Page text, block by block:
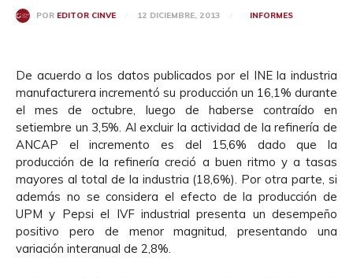
POR EDITOR CINVE 12 DICIEMBRE, 2013 INFORMES
De acuerdo a los datos publicados por el INE la industria
manufacturera incrementó su producción un 16,1% durante
el mes de octubre, luego de haberse contraído en
setiembre un 3,5%. Al excluir la actividad de la refinería de
ANCAP el incremento es del 15,6% dado que la
producción de la refinería creció a buen ritmo y a tasas
mayores al total de la industria (18,6%). Por otra parte, si
además no se considera el efecto de la producción de
UPM y Pepsi el IVF industrial presenta un desempeño
positivo pero de menor magnitud, presentando una
variación interanual de 2,8%.